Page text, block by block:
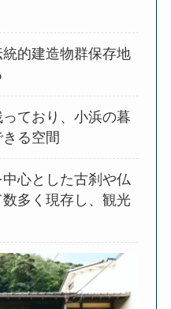
的建造物群保存地
ており、小浜の暮
る空間
心とした古刹や仏
多く現存し、観光